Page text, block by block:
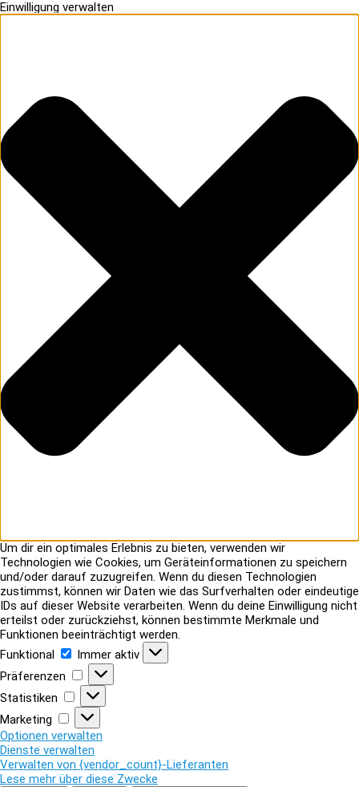
Einwilligung verwalten
Um dir ein optimales Erlebnis zu bieten, verwenden wir
Technologien wie Cookies, um Geräteinformationen zu speichern
und/oder darauf zuzugreifen. Wenn du diesen Technologien
zustimmst, können wir Daten wie das Surfverhalten oder eindeutige
IDs auf dieser Website verarbeiten. Wenn du deine Einwilligung nicht
erteilst oder zurückziehst, können bestimmte Merkmale und
Funktionen beeinträchtigt werden.
Funktional
Funktional
Immer aktiv
Präferenzen
Präferenzen
Statistiken
Statistiken
Marketing
Marketing
Optionen verwalten
Dienste verwalten
Verwalten von {vendor_count}-Lieferanten
Lese mehr über diese Zwecke